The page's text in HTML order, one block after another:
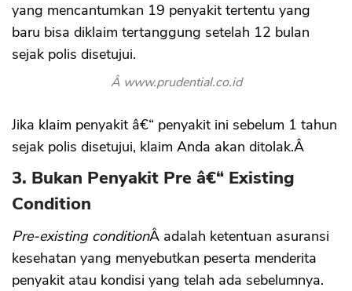
yang mencantumkan 19 penyakit tertentu yang
baru bisa diklaim tertanggung setelah 12 bulan
sejak polis disetujui.
Â www.prudential.co.id
Jika klaim penyakit â€“ penyakit ini sebelum 1 tahun
sejak polis disetujui, klaim Anda akan ditolak.Â
3. Bukan Penyakit Pre â€“ Existing
Condition
Pre-existing conditionÂ adalah ketentuan asuransi
kesehatan yang menyebutkan peserta menderita
penyakit atau kondisi yang telah ada sebelumnya.